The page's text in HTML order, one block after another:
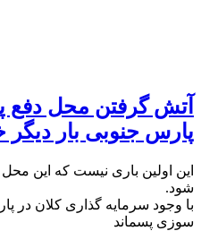
آتش گرفتن محل دفع
پارس جنوبى بار
اين اولين بارى نيست كه اين
شود.
با وجود سرمايه گذارى كلان در
سوزى پسماند